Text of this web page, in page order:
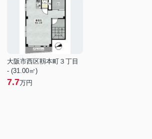
大阪市西区靱本町３丁目
- (31.00㎡)
7.7万円